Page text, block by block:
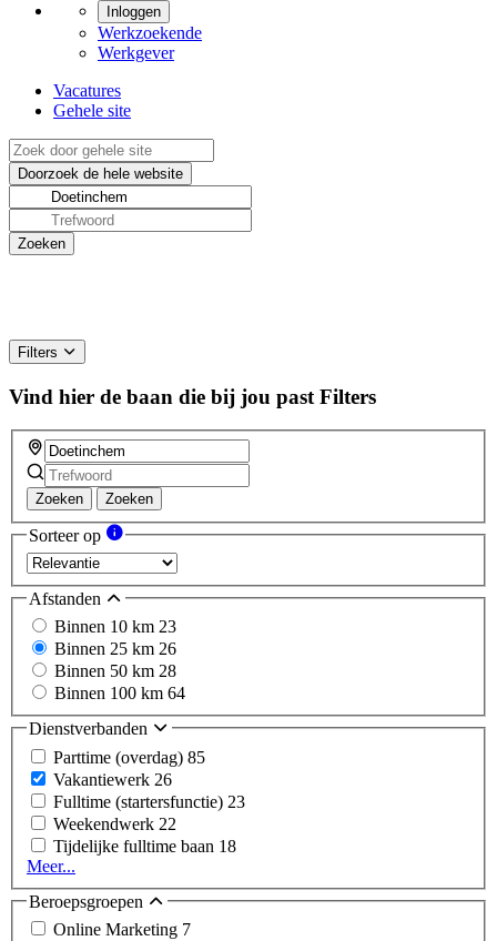
Inloggen
Werkzoekende
Werkgever
Vacatures
Gehele site
Filters
Vind hier de baan die bij jou past Filters
Zoeken Zoeken
Sorteer op
Afstanden
Binnen 10 km 23
Binnen 25 km 26
Binnen 50 km 28
Binnen 100 km 64
Dienstverbanden
Parttime (overdag) 85
Vakantiewerk 26
Fulltime (startersfunctie) 23
Weekendwerk 22
Tijdelijke fulltime baan 18
Meer...
Beroepsgroepen
Online Marketing 7